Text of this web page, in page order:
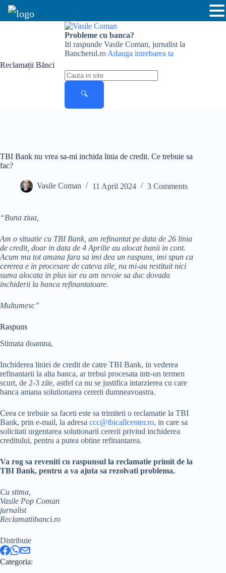
Reclamații Bănci
Probleme cu banca?
Iti raspunde Vasile Coman, jurnalist la
Bancherul.ro Adauga intrebarea ta
Cauta
in
🔍
TBI Bank nu vrea sa-mi inchida linia de credit. Ce trebuie sa
fac?
Vasile Coman 11 April 2024 3 Comments
“Buna ziua,
Am o situatie cu TBI Bank, am refinantat pe data de 26 linia
de credit, doar in data de 4 Aprilie au alocat banii in cont.
Acum ma tot amana fara sa imi dea un raspuns, imi spun ca
cererea e in procesare de cateva zile, nu mi-au restituit nici
suma alocata in plus iar eu am nevoie sa duc dovada
inchiderii la banca refinantatoare.
Multumesc”
Raspuns
Stimata doamna,
Inchiderea liniei de credit de catre TBI Bank, in vederea
refinantarii la alta banca, ar trebui procesata intr-un termen
scurt, de 2-3 zile, astfel ca nu se justifica intarzierea cu care
banca amana solutionarea cererii dumneavoastra.
Ceea ce trebuie sa faceti este sa trimiteti o reclamatie la TBI
Bank, prin e-mail, la adresa ccc@tbicallcenter.ro, in care sa
solicitati urgentarea solutionarii cererii privind inchiderea
creditului, pentru a putea obtine refinantarea.
Va rog sa reveniti cu raspunsul la reclamatie primit de la
TBI Bank, pentru a va ajuta sa rezolvati problema.
Cu stima,
Vasile Pop Coman
jurnalist
Reclamatiibanci.ro
Distribuie
Categoria: